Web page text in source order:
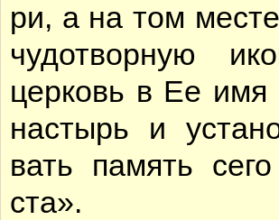
ри, а на том
чу­до­твор­ную
цер­ковь в Ее
на­стырь и
вать па­мять
ста».